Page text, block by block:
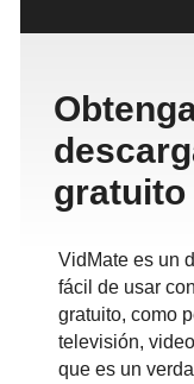
gratuito
VidMate es un
fácil de usar
gratuito, como
televisión,
que es un